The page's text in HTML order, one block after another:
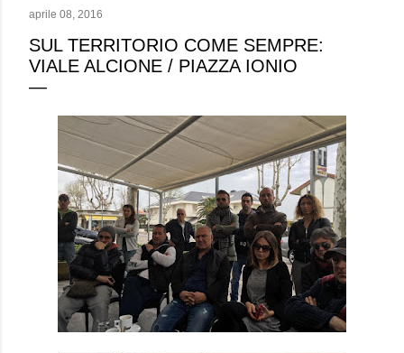
aprile 08, 2016
SUL TERRITORIO COME SEMPRE:
VIALE ALCIONE / PIAZZA IONIO